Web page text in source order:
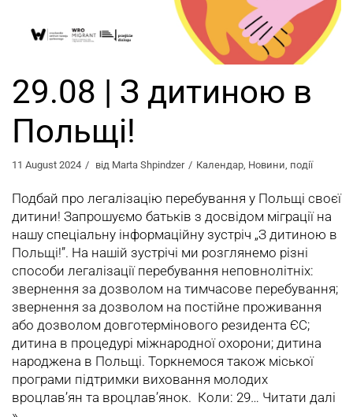
29.08 | З дитиною в
Польщі!
11 August 2024 від Marta Shpindzer Календар, Новини, події
Подбай про легалізацію перебування у Польщі своєї
дитини! Запрошуємо батьків з досвідом міграції на
нашу спеціальну інформаційну зустріч „З дитиною в
Польщі!”. На нашій зустрічі ми розглянемо різні
способи легалізації перебування неповнолітніх:
звернення за дозволом на тимчасове перебування;
звернення за дозволом на постійне проживання
або дозволом довготермінового резидента ЄС;
дитина в процедурі міжнародної охорони; дитина
народжена в Польщі. Торкнемося також міської
програми підтримки виховання молодих
вроцлав’ян та вроцлав’янок. Коли: 29… Читати далі